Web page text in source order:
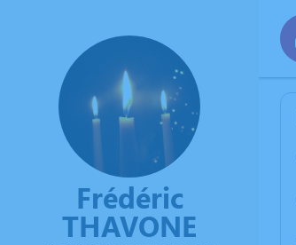
Frédéric
THAVONE